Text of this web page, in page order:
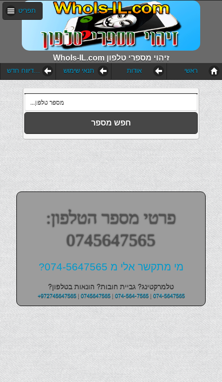
WhoIs-IL.com זיהוי מספרי טלפון
תפריט
הוסף דיווח חדש תנאי שימוש אודות ראשי
חפש מספר
פרטי מספר הטלפון:
0745647565
מי מתקשר אלי מ 074-5647565?
טלמרקטינג? גביית חובות? הונאות בטלפון?
+972745647565| 0745647565| 074-564-7565| 074-5647565